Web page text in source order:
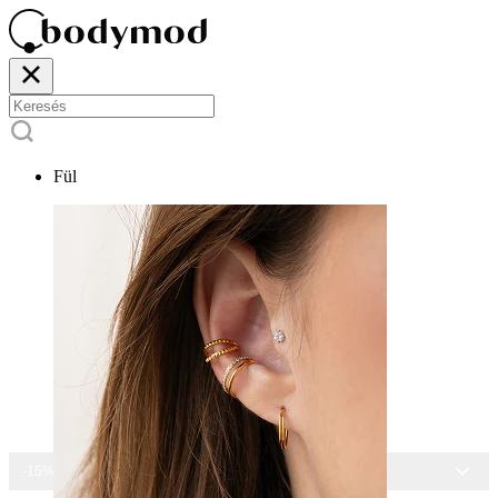
Fül
-15% MINDEN ÉKSZERRE